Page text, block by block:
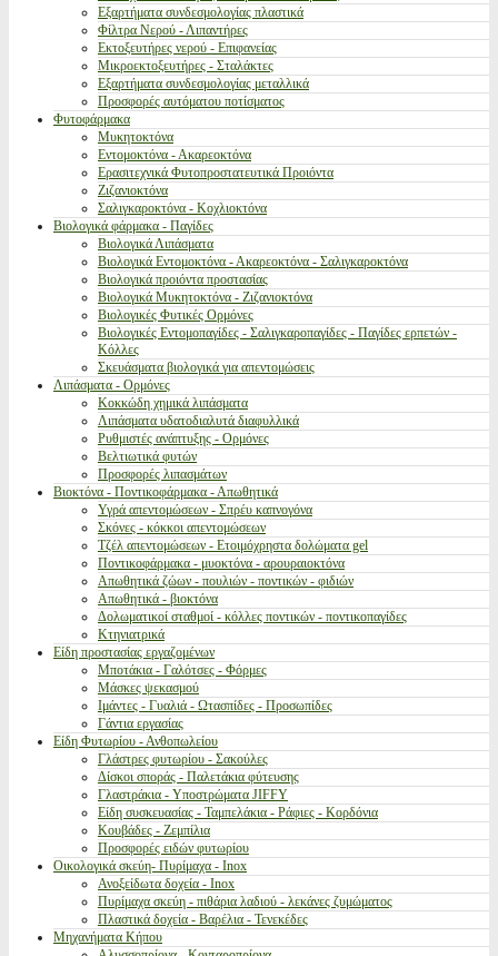
Εξαρτήματα συνδεσμολογίας πλαστικά
Φίλτρα Νερού - Λιπαντήρες
Εκτοξευτήρες νερού - Επιφανείας
Μικροεκτοξευτήρες - Σταλάκτες
Εξαρτήματα συνδεσμολογίας μεταλλικά
Προσφορές αυτόματου ποτίσματος
Φυτοφάρμακα
Μυκητοκτόνα
Εντομοκτόνα - Ακαρεοκτόνα
Ερασιτεχνικά Φυτοπροστατευτικά Προιόντα
Ζιζανιοκτόνα
Σαλιγκαροκτόνα - Κοχλιοκτόνα
Βιολογικά φάρμακα - Παγίδες
Βιολογικά Λιπάσματα
Βιολογικά Εντομοκτόνα - Ακαρεοκτόνα - Σαλιγκαροκτόνα
Βιολογικά προιόντα προστασίας
Βιολογικά Μυκητοκτόνα - Ζιζανιοκτόνα
Βιολογικές Φυτικές Ορμόνες
Βιολογικές Εντομοπαγίδες - Σαλιγκαροπαγίδες - Παγίδες ερπετών -
Κόλλες
Σκευάσματα βιολογικά για απεντομώσεις
Λιπάσματα - Ορμόνες
Κοκκώδη χημικά λιπάσματα
Λιπάσματα υδατοδιαλυτά διαφυλλικά
Ρυθμιστές ανάπτυξης - Ορμόνες
Βελτιωτικά φυτών
Προσφορές λιπασμάτων
Βιοκτόνα - Ποντικοφάρμακα - Απωθητικά
Υγρά απεντομώσεων - Σπρέυ καπνογόνα
Σκόνες - κόκκοι απεντομώσεων
Τζέλ απεντομώσεων - Ετοιμόχρηστα δολώματα gel
Ποντικοφάρμακα - μυοκτόνα - αρουραιοκτόνα
Απωθητικά ζώων - πουλιών - ποντικών - φιδιών
Απωθητικά - βιοκτόνα
Δολωματικοί σταθμοί - κόλλες ποντικών - ποντικοπαγίδες
Κτηνιατρικά
Είδη προστασίας εργαζομένων
Μποτάκια - Γαλότσες - Φόρμες
Μάσκες ψεκασμού
Ιμάντες - Γυαλιά - Ωτασπίδες - Προσωπίδες
Γάντια εργασίας
Είδη Φυτωρίου - Ανθοπωλείου
Γλάστρες φυτωρίου - Σακούλες
Δίσκοι σποράς - Παλετάκια φύτευσης
Γλαστράκια - Υποστρώματα JIFFY
Είδη συσκευασίας - Ταμπελάκια - Ράφιες - Κορδόνια
Κουβάδες - Ζεμπίλια
Προσφορές ειδών φυτωρίου
Οικολογικά σκεύη- Πυρίμαχα - Inox
Ανοξείδωτα δοχεία - Inox
Πυρίμαχα σκεύη - πιθάρια λαδιού - λεκάνες ζυμώματος
Πλαστικά δοχεία - Βαρέλια - Τενεκέδες
Μηχανήματα Κήπου